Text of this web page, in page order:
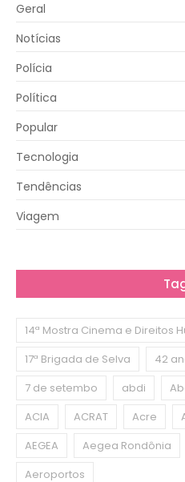
Geral
Notícias
Polícia
Política
Popular
Tecnologia
Tendências
Viagem
14ª Mostra Cinema e Direitos
17ª Brigada de Selva
42
7 de setembo
abdi
ACIA
ACRAT Acre
AEGEA
Aegea Rondônia
Aeroportos